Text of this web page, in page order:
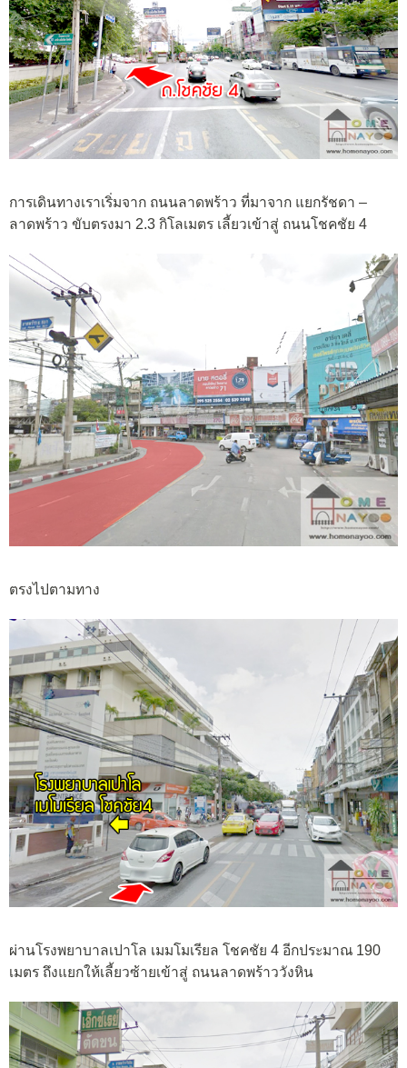
การเดินทางเราเริ่มจาก ถนนลาดพร้าว ที่มาจาก แยกรัชดา –
ลาดพร้าว ขับตรงมา 2.3 กิโลเมตร เลี้ยวเข้าสู่ ถนนโชคชัย 4
ตรงไปตามทาง
ผ่านโรงพยาบาลเปาโล เมมโมเรียล โชคชัย 4 อีกประมาณ 190
เมตร ถึงแยกให้เลี้ยวซ้ายเข้าสู่ ถนนลาดพร้าววังหิน